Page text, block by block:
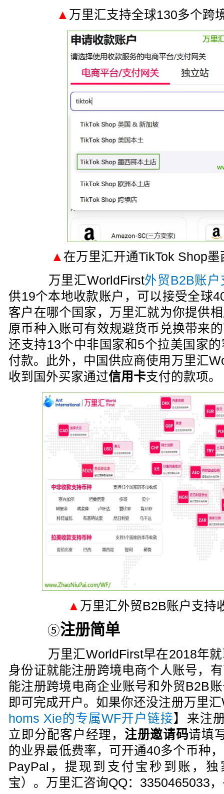
▲ 万里汇支持全球130多个跨
▲ 在万里汇开通TikTok Shop
万里汇WorldFirst外贸B2B账
供19个本地收款账户，可以接受全球
客户在哪个国家，万里汇就为你提供
原币种入账可有效规避货币兑换带来
还支持13个中非国家和5个拉美国家
付款。此外，中国供应商使用万里汇
收到国外买家通过信用卡支付的款项。
▲ 万里汇外贸B2B账户支持
⑤注册简单
万里汇WorldFirst早在2018年就
身份证就能注册跨境电商个人账号，
能注册跨境电商企业账号和外贸B2B
即可完成开户。如果你还没注册万里
homs Xie的专属WF开户链接】来注
立即分配客户经理， 注册邀请码请填
的业界最低费率，可开通40多个币种
PayPal，提现到支付宝秒到账，
宝）。万里汇咨询QQ：3350465033